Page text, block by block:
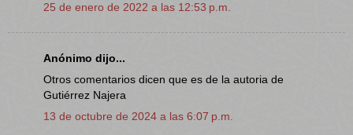
25 de enero de 2022 a las 12:53 p.m.
Anónimo dijo...
Otros comentarios dicen que es de la autoria de
Gutiérrez Najera
13 de octubre de 2024 a las 6:07 p.m.